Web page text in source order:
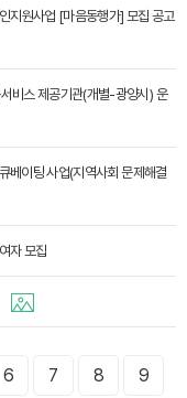
지원사업 [마음동행가] 모집 공고
비스 제공기관(개별-광양시) 운
이팅 사업(지역사회 문제해결
자 모집
6 7 8 9